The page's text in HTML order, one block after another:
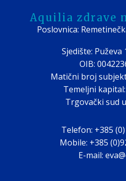
Aquilia zdrave
Poslovnica:
Sjedište: Puževa
OIB:
Matični broj
Temeljni
Trgovački sud
Telefon: +385
Mobile: +385
E-mail: